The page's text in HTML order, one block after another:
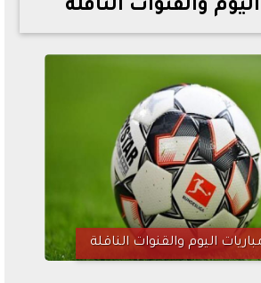
ونجوم الأرجنتين قبل مواجهة مصر
شاكر الصحية وخروجه من المستشفى |
والأسمنت اليوم الإثنين 6 - 7 - 2026
والقنوات الناقلة
اليوم والقنوات الناقلة